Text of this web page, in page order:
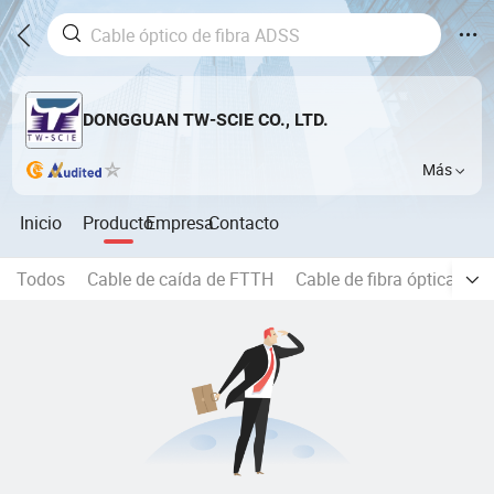
DONGGUAN TW-SCIE CO., LTD.
Más
Inicio ProductoEmpresaContacto
Todos Cable de caída de FTTH Cable de fibra óptica